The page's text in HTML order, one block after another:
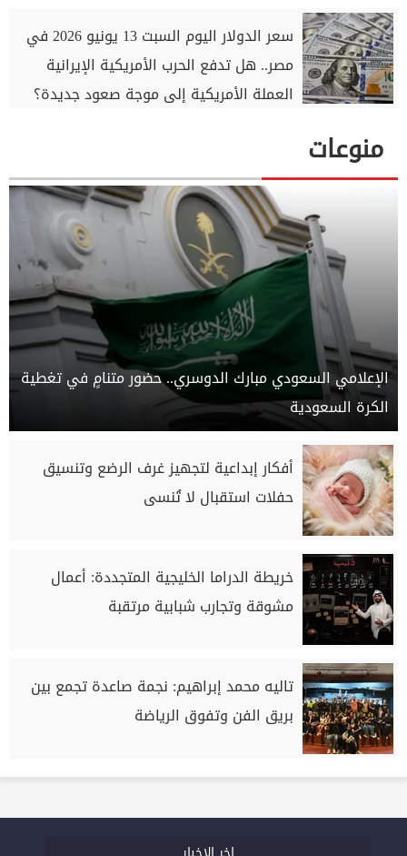
سعر الدولار اليوم السبت 13 يونيو 2026 في
مصر.. هل تدفع الحرب الأمريكية الإيرانية
العملة الأمريكية إلى موجة صعود جديدة؟
منوعات
الإعلامي السعودي مبارك الدوسري.. حضور متنامٍ في تغطية
الكرة السعودية
أفكار إبداعية لتجهيز غرف الرضع وتنسيق
حفلات استقبال لا تُنسى
خريطة الدراما الخليجية المتجددة: أعمال
مشوقة وتجارب شبابية مرتقبة
تاليه محمد إبراهيم: نجمة صاعدة تجمع بين
بريق الفن وتفوق الرياضة